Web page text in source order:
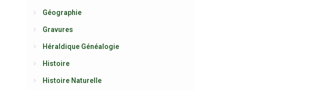
Géographie
Gravures
Héraldique Généalogie
Histoire
Histoire Naturelle